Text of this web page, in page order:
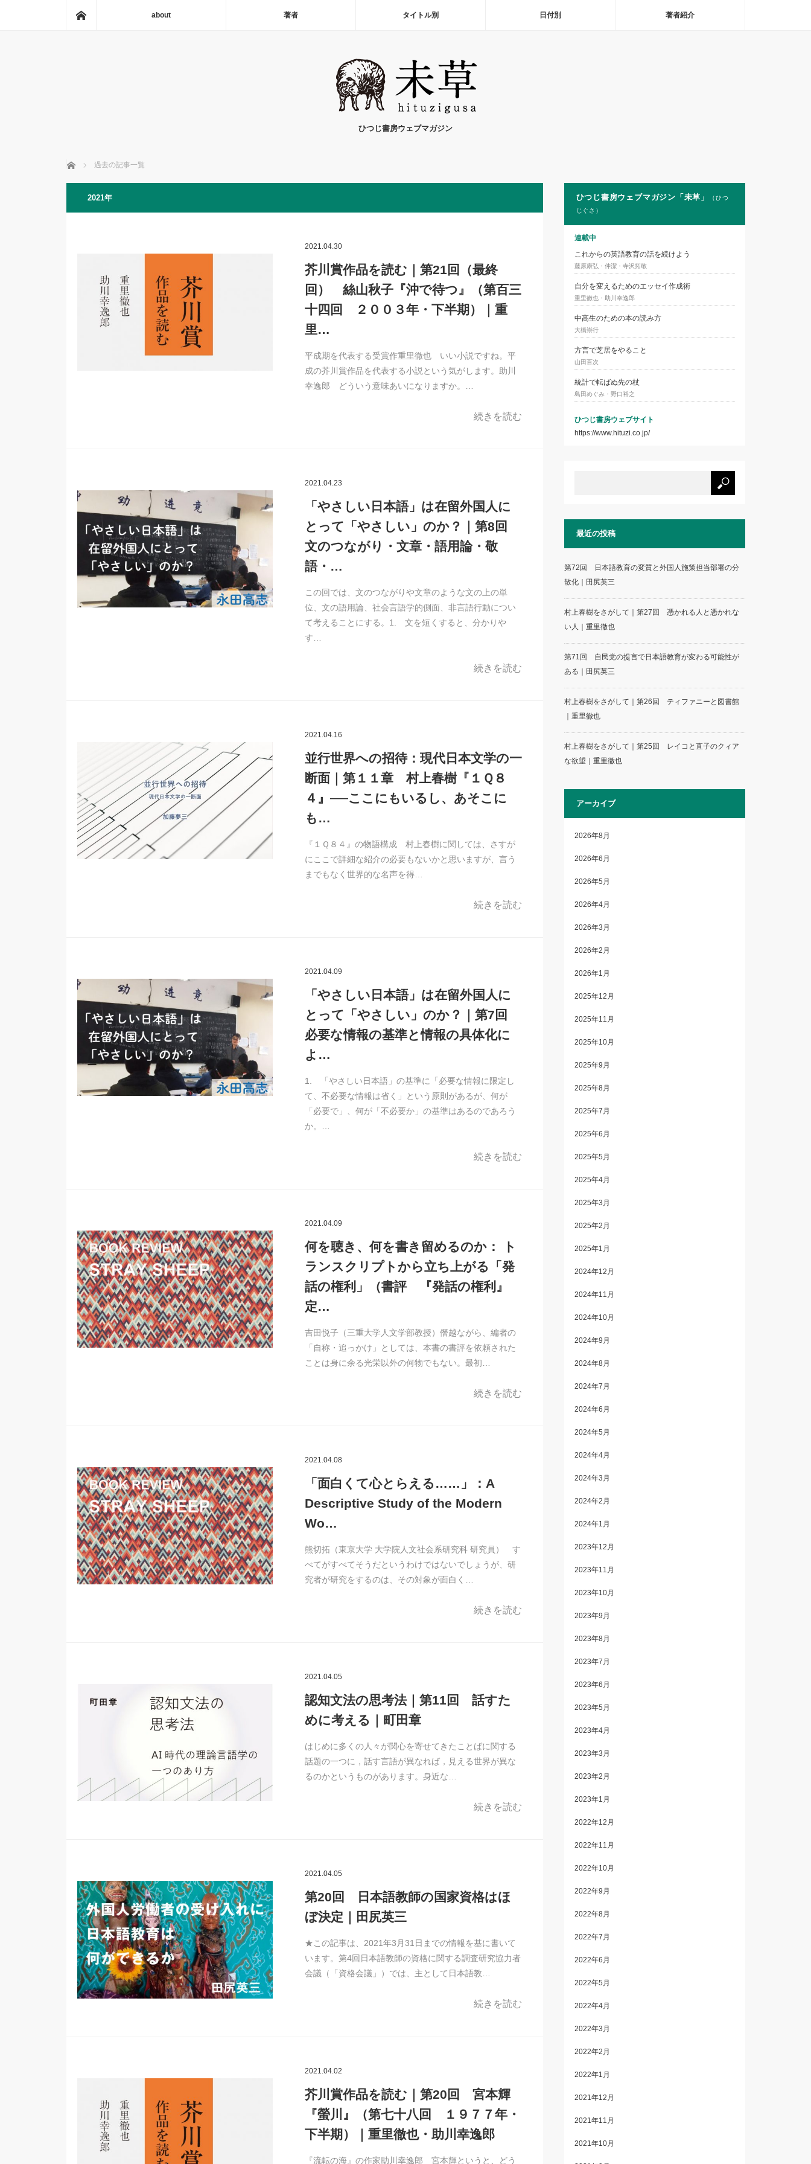
about 著者 タイトル別 日付別 著者紹介
ひつじ書房ウェブマガジン
ホーム 過去の記事一覧
2021年
2021.04.30
芥川賞作品を読む｜第21回（最終
回） 絲山秋子『沖で待つ』（第百三
十四回 ２００３年・下半期）｜重
里…
平成期を代表する受賞作重里徹也 いい小説ですね。平
成の芥川賞作品を代表する小説という気がします。助川
幸逸郎 どういう意味あいになりますか。…
続きを読む
2021.04.23
「やさしい日本語」は在留外国人に
とって「やさしい」のか？｜第8回
文のつながり・文章・語用論・敬
語・…
この回では、文のつながりや文章のような文の上の単
位、文の語用論、社会言語学的側面、非言語行動につい
て考えることにする。1. 文を短くすると、分かりや
す…
続きを読む
2021.04.16
並行世界への招待：現代日本文学の一
断面｜第１１章 村上春樹『１Ｑ８
４』──ここにもいるし、あそこに
も…
『１Ｑ８４』の物語構成 村上春樹に関しては、さすが
にここで詳細な紹介の必要もないかと思いますが、言う
までもなく世界的な名声を得…
続きを読む
2021.04.09
「やさしい日本語」は在留外国人に
とって「やさしい」のか？｜第7回
必要な情報の基準と情報の具体化に
よ…
1. 「やさしい日本語」の基準に「必要な情報に限定し
て、不必要な情報は省く」という原則があるが、何が
「必要で」、何が「不必要か」の基準はあるのであろう
か。…
続きを読む
2021.04.09
何を聴き、何を書き留めるのか： ト
ランスクリプトから立ち上がる「発
話の権利」（書評 『発話の権利』
定…
吉田悦子（三重大学人文学部教授）僭越ながら、編者の
「自称・追っかけ」としては、本書の書評を依頼された
ことは身に余る光栄以外の何物でもない。最初…
続きを読む
2021.04.08
「面白くて心とらえる……」：A
Descriptive Study of the Modern
Wo…
熊切拓（東京大学 大学院人文社会系研究科 研究員） す
べてがすべてそうだというわけではないでしょうが、研
究者が研究をするのは、その対象が面白く…
続きを読む
2021.04.05
認知文法の思考法｜第11回 話すた
めに考える｜町田章
はじめに多くの人々が関心を寄せてきたことばに関する
話題の一つに，話す言語が異なれば，見える世界が異な
るのかというものがあります。身近な…
続きを読む
2021.04.05
第20回 日本語教師の国家資格はほ
ぼ決定｜田尻英三
★この記事は、2021年3月31日までの情報を基に書いて
います。第4回日本語教師の資格に関する調査研究協力者
会議（「資格会議」）では、主として日本語教…
続きを読む
2021.04.02
芥川賞作品を読む｜第20回 宮本輝
『螢川』（第七十八回 １９７７年・
下半期）｜重里徹也・助川幸逸郎
『流転の海』の作家助川幸逸郎 宮本輝というと、どう
ひつじ書房ウェブマガジン「未草」
（ひつ
じぐさ）
連載中
これからの英語教育の話を続けよう
藤原康弘・仲潔・寺沢拓敬
自分を変えるためのエッセイ作成術
重里徹也・助川幸逸郎
中高生のための本の読み方
大橋崇行
方言で芝居をやること
山田百次
統計で転ばぬ先の杖
島田めぐみ・野口裕之
ひつじ書房ウェブサイト
https://www.hituzi.co.jp/
最近の投稿
第72回 日本語教育の変質と外国人施策担当部署の分
散化｜田尻英三
村上春樹をさがして｜第27回 憑かれる人と憑かれな
い人｜重里徹也
第71回 自民党の提言で日本語教育が変わる可能性が
ある｜田尻英三
村上春樹をさがして｜第26回 ティファニーと図書館
｜重里徹也
村上春樹をさがして｜第25回 レイコと直子のクィア
な欲望｜重里徹也
アーカイブ
2026年8月
2026年6月
2026年5月
2026年4月
2026年3月
2026年2月
2026年1月
2025年12月
2025年11月
2025年10月
2025年9月
2025年8月
2025年7月
2025年6月
2025年5月
2025年4月
2025年3月
2025年2月
2025年1月
2024年12月
2024年11月
2024年10月
2024年9月
2024年8月
2024年7月
2024年6月
2024年5月
2024年4月
2024年3月
2024年2月
2024年1月
2023年12月
2023年11月
2023年10月
2023年9月
2023年8月
2023年7月
2023年6月
2023年5月
2023年4月
2023年3月
2023年2月
2023年1月
2022年12月
2022年11月
2022年10月
2022年9月
2022年8月
2022年7月
2022年6月
2022年5月
2022年4月
2022年3月
2022年2月
2022年1月
2021年12月
2021年11月
2021年10月